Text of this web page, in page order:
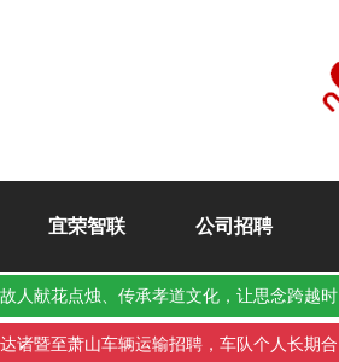
宜荣智联 公司招聘
人献花点烛、传承孝道文化，让思念跨越时
空
诸暨至萧山车辆运输招聘，车队个人长期合